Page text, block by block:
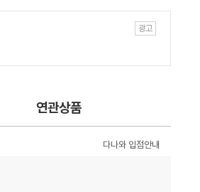
연관상품
다나와 입점안내